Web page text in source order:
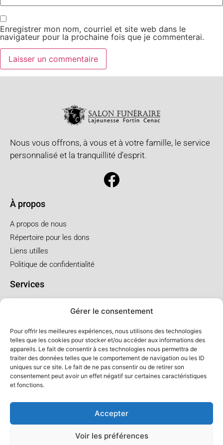
Gérer le consentement
Pour offrir les meilleures expériences, nous utilisons des technologies
telles que les cookies pour stocker et/ou accéder aux informations des
appareils. Le fait de consentir à ces technologies nous permettra de
traiter des données telles que le comportement de navigation ou les ID
uniques sur ce site. Le fait de ne pas consentir ou de retirer son
consentement peut avoir un effet négatif sur certaines caractéristiques
et fonctions.
Accepter
Voir les préférences
Enregistrer mon nom, courriel et site web dans le
navigateur pour la prochaine fois que je commenterai.
Nous vous offrons, à vous et à votre famille, le service
personnalisé et la tranquillité d’esprit.
À propos
A propos de nous
Répertoire pour les dons
Liens utilles
Politique de confidentialité
Services
Funérailles au salon
Forfaits et prix
Forfait crémation
Forfait service à l'église